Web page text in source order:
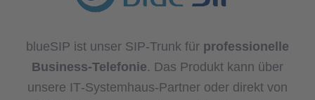
blueSIP ist unser SIP-Trunk für professionelle
Business-Telefonie. Das Produkt kann über
unsere IT‑Systemhaus-Partner oder direkt von